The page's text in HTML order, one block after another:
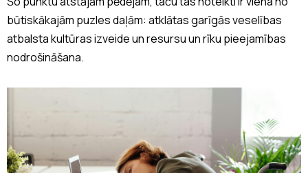
būtiskākajām puzles daļām: atklātas garīgās veselības
atbalsta kultūras izveide un resursu un rīku pieejamības
nodrošināšana.